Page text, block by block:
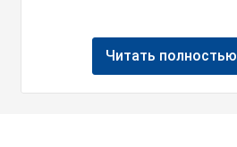
Читать полностью